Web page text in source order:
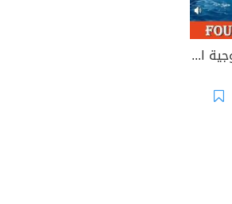
شعاع على سيكولوجية الأشياء